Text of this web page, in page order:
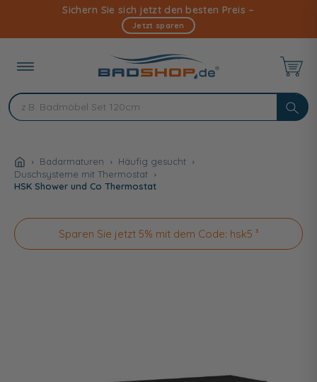
Inhalt
Sichern Sie sich jetzt den besten Preis –
Jetzt sparen
Badarmaturen
Häufig gesucht
Duschsysteme mit Thermostat
HSK Shower und Co Thermostat
Sparen Sie jetzt 5% mit dem Code: hsk5 ³